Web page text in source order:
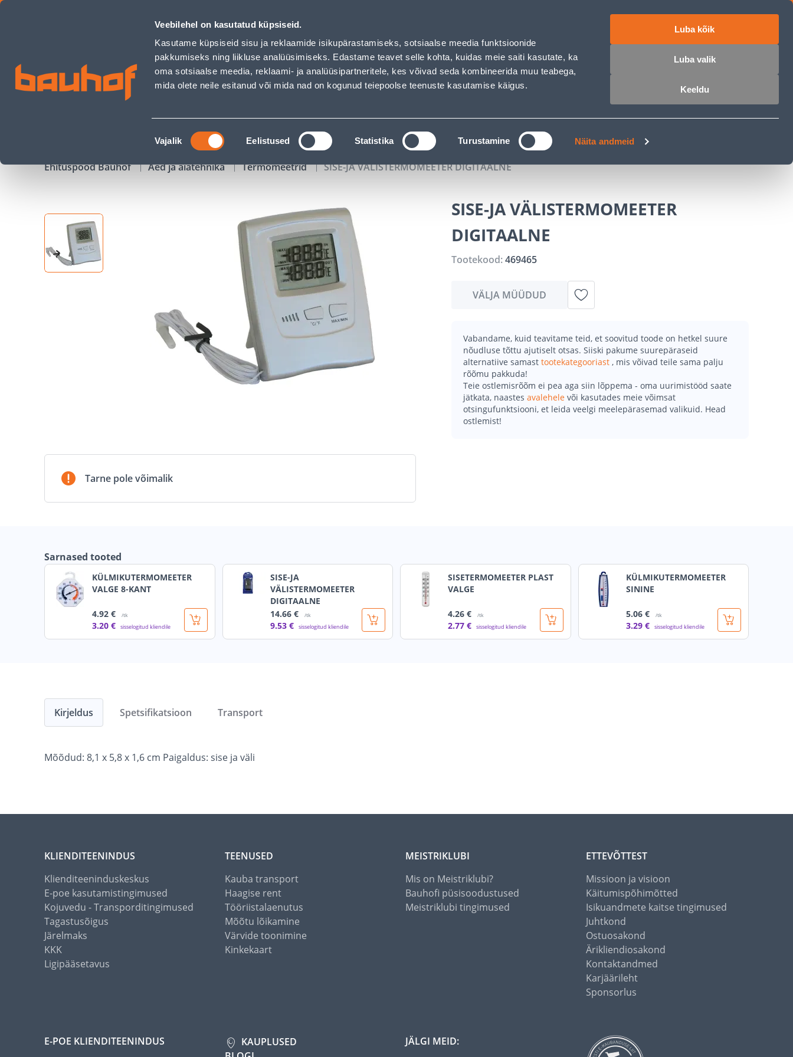
Veebilehel on kasutatud küpsiseid.
Kasutame küpsiseid sisu ja reklaamide isikupärastamiseks, sotsiaalse meedia funktsioonide
pakkumiseks ning liikluse analüüsimiseks. Edastame teavet selle kohta, kuidas meie saiti kasutate, ka
oma sotsiaalse meedia, reklaami- ja analüüsipartneritele, kes võivad seda kombineerida muu teabega,
mida olete neile esitanud või mida nad on kogunud teiepoolse teenuste kasutamise käigus.
Nõusoleku
valik
Vajalik Eelistused Statistika Turustamine Näita andmeid
Luba kõik
Luba valik
Keeldu
SISE-JA VÄLISTERMOMEETER DIGITAALNE - Bauhof has loaded
Äriklienditeenindus Klienditeenindus Teenused Karjäärileht
OTSI Logi sisse
KAMPAANIAD KATALOOGID TÖÖRIISTALAENUTUS JÄRELMAKS
Ehituspood Bauhof Aed ja aiatehnika Termomeetrid SISE-JA VÄLISTERMOMEETER DIGITAALNE
Tarne pole võimalik
SISE-JA VÄLISTERMOMEETER
DIGITAALNE
Tootekood:469465
VÄLJA MÜÜDUD
Vabandame, kuid teavitame teid, et soovitud toode on hetkel suure
nõudluse tõttu ajutiselt otsas. Siiski pakume suurepäraseid
alternatiive samast tootekategooriast , mis võivad teile sama palju
rõõmu pakkuda!
Teie ostlemisrõõm ei pea aga siin lõppema - oma uurimistööd saate
jätkata, naastes avalehele või kasutades meie võimsat
otsingufunktsiooni, et leida veelgi meelepärasemad valikuid. Head
ostlemist!
Sarnased tooted
KÜLMIKUTERMOMEETER
VALGE 8-KANT
4.92 € /tk
3.20 € sisselogitud kliendile
SISE-JA
VÄLISTERMOMEETER
DIGITAALNE
14.66 € /tk
9.53 € sisselogitud kliendile
SISETERMOMEETER PLAST
VALGE
4.26 € /tk
2.77 € sisselogitud kliendile
KÜLMIKUTERMOMEETER
SININE
5.06 € /tk
3.29 € sisselogitud kliendile
Kirjeldus
Mõõdud: 8,1 x 5,8 x 1,6 cm Paigaldus: sise ja väli
Spetsifikatsioon Transport
KLIENDITEENINDUS
Klienditeeninduskeskus
E-poe kasutamistingimused
Kojuvedu - Transporditingimused
Tagastusõigus
Järelmaks
KKK
Ligipääsetavus
TEENUSED
Kauba transport
Haagise rent
Tööriistalaenutus
Mõõtu lõikamine
Värvide toonimine
Kinkekaart
MEISTRIKLUBI
Mis on Meistriklubi?
Bauhofi püsisoodustused
Meistriklubi tingimused
ETTEVÕTTEST
Missioon ja visioon
Käitumispõhimõtted
Isikuandmete kaitse tingimused
Juhtkond
Ostuosakond
Ärikliendiosakond
Kontaktandmed
Karjäärileht
Sponsorlus
E-POE KLIENDITEENINDUS
KAUPLUSED
JÄLGI MEID: